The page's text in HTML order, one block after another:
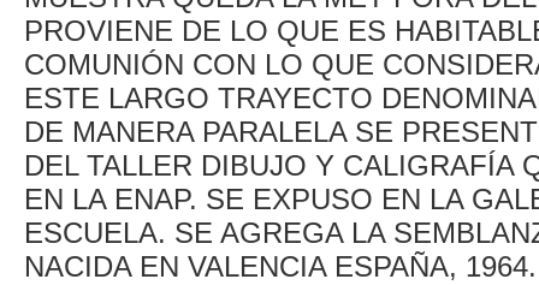
PROVIENE DE LO QUE ES
COMUNIÓN CON LO QUE
ESTE LARGO TRAYECTO
DE MANERA PARALELA SE
DEL TALLER DIBUJO Y CALIGRAFÍA
EN LA ENAP. SE EXPUSO EN LA
ESCUELA. SE AGREGA LA
NACIDA EN VALENCIA ESPAÑA, 1964.